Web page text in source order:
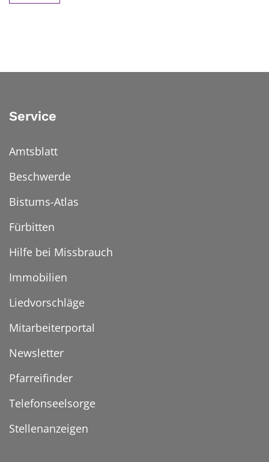
Service
Amtsblatt
Beschwerde
Bistums-Atlas
Fürbitten
Hilfe bei Missbrauch
Immobilien
Liedvorschläge
Mitarbeiterportal
Newsletter
Pfarreifinder
Telefonseelsorge
Stellenanzeigen